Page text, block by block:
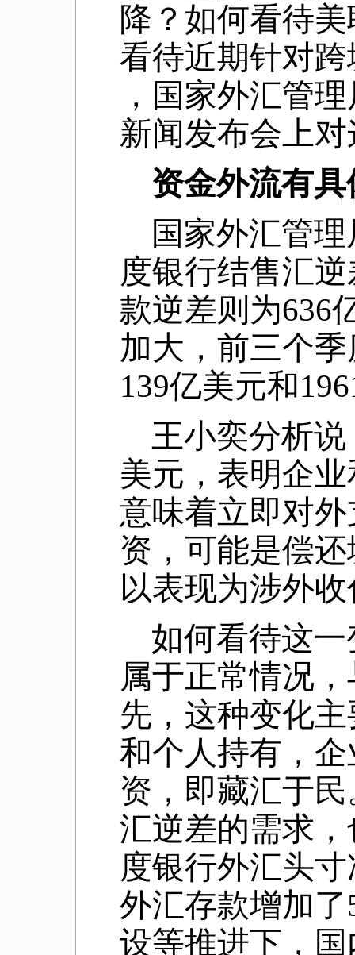
降？如何看待
看待近期针对
，国家外汇管
新闻发布会上
资金外流有
国家外汇管
度银行结售汇
款逆差则为636
加大，前三个
139亿美元和
王小奕分析
美元，表明企
意味着立即对
资，可能是偿
以表现为涉外
如何看待这
属于正常情况
先，这种变化
和个人持有，
资，即藏汇于
汇逆差的需求
度银行外汇头
外汇存款增加了
设等推进下，